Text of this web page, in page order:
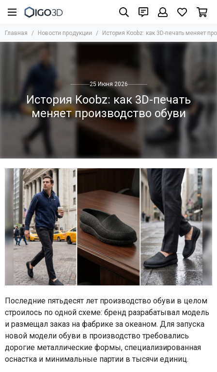
Главная Новости продукции История Koobz: как 3D-печать меняет
25 Июня 2026
История Koobz: как 3D-печать
меняет производство обуви
Последние пятьдесят лет производство обуви в целом
строилось по одной схеме: бренд разрабатывал модель
и размещал заказ на фабрике за океаном. Для запуска
новой модели обуви в производство требовались
дорогие металлические формы, специализированная
оснастка и минимальные партии в тысячи единиц.